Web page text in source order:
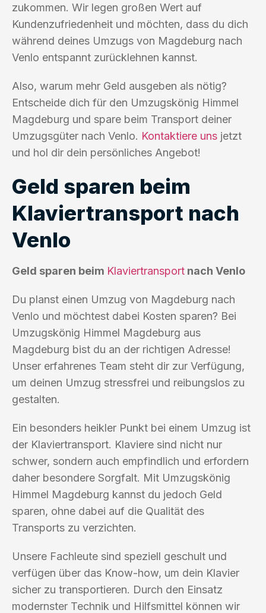
zukommen. Wir legen großen Wert auf
Kundenzufriedenheit und möchten, dass du dich
während deines Umzugs von Magdeburg nach
Venlo entspannt zurücklehnen kannst.
Also, warum mehr Geld ausgeben als nötig?
Entscheide dich für den Umzugskönig Himmel
Magdeburg und spare beim Transport deiner
Umzugsgüter nach Venlo. Kontaktiere uns jetzt
und hol dir dein persönliches Angebot!
Geld sparen beim
Klaviertransport nach
Venlo
Geld sparen beim Klaviertransport nach Venlo
Du planst einen Umzug von Magdeburg nach
Venlo und möchtest dabei Kosten sparen? Bei
Umzugskönig Himmel Magdeburg aus
Magdeburg bist du an der richtigen Adresse!
Unser erfahrenes Team steht dir zur Verfügung,
um deinen Umzug stressfrei und reibungslos zu
gestalten.
Ein besonders heikler Punkt bei einem Umzug ist
der Klaviertransport. Klaviere sind nicht nur
schwer, sondern auch empfindlich und erfordern
daher besondere Sorgfalt. Mit Umzugskönig
Himmel Magdeburg kannst du jedoch Geld
sparen, ohne dabei auf die Qualität des
Transports zu verzichten.
Unsere Fachleute sind speziell geschult und
verfügen über das Know-how, um dein Klavier
sicher zu transportieren. Durch den Einsatz
modernster Technik und Hilfsmittel können wir